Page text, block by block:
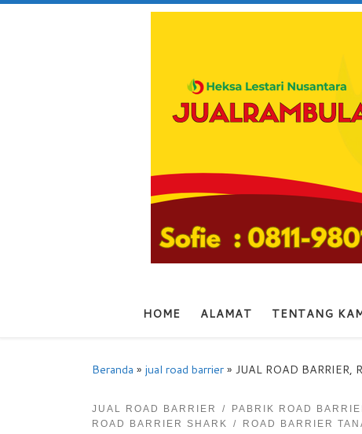
HOME ALAMAT TENTANG
Beranda » jual road barrier» JUAL ROAD BARRIER,
JUAL ROAD BARRIER PABRIK ROAD
ROAD BARRIER SHARK
ROAD BARRIER